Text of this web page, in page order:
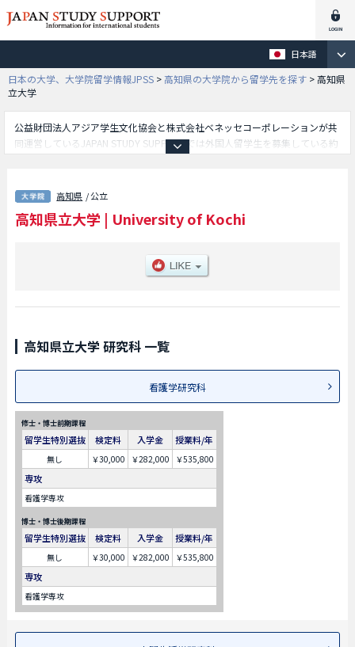
日本語
日本の大学、大学院留学情報JPSS >高知県の大学院から留学先を探す >高知県
立大学
公益財団法人アジア学生文化協会と株式会社ベネッセコーポレーションが共
同運営しているJAPAN STUDY SUPPORTでは外国人留学生を募集している約
人間生活学研究科等、研究科別情報や、募集定員や合格者数など入試情報、
施設案内、アクセスなど外国人留学生に必要な情報を掲載しているので是非
ご利用ください。
高知県 / 公立
高知県立大学 | University of Kochi
高知県立大学 研究科 一覧
看護学研究科
修士・博士前期課程
留学生特別選抜 検定料 入学金 授業料/年
無し ￥30,000 ￥282,000 ￥535,800
専攻
看護学専攻
博士・博士後期課程
留学生特別選抜 検定料 入学金 授業料/年
無し ￥30,000 ￥282,000 ￥535,800
専攻
看護学専攻